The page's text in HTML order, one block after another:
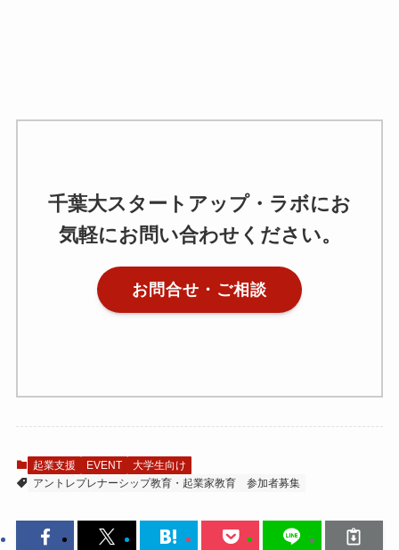
千葉大スタートアップ・ラボにお
気軽にお問い合わせください。
お問合せ・ご相談
起業支援 EVENT
大学生向け
アントレプレナーシップ教育・起業家教育
参加者募集